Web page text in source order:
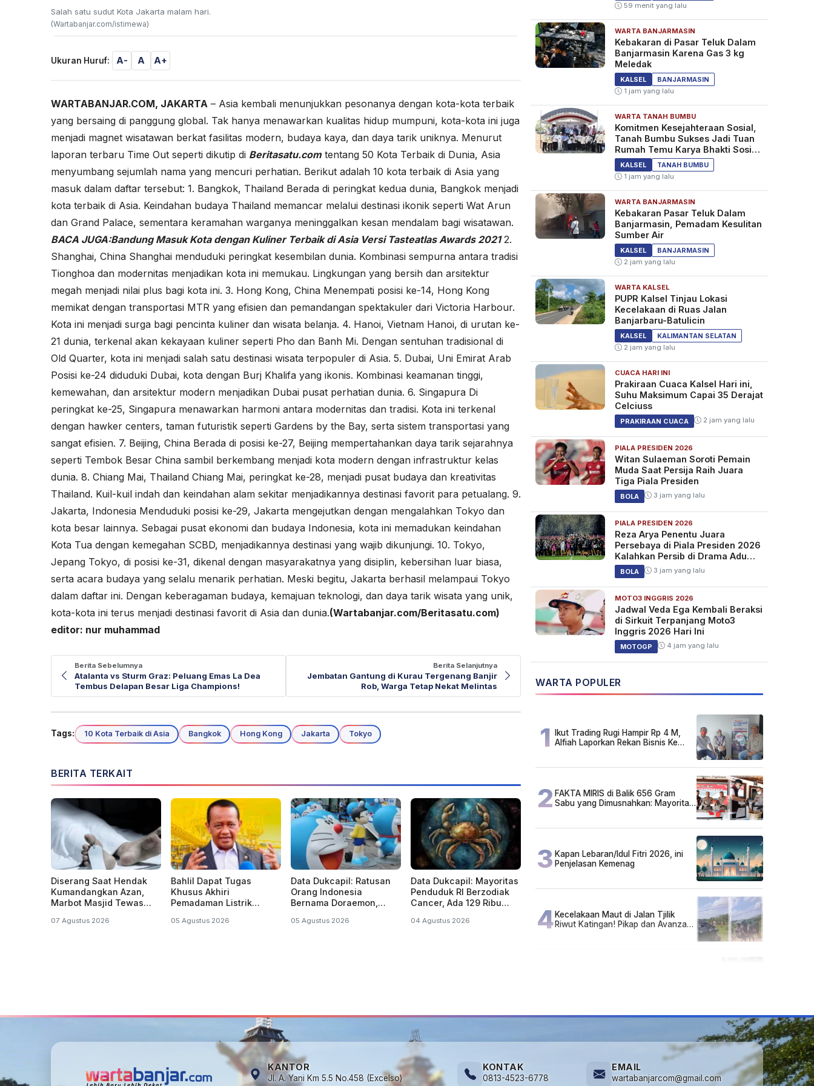
Salah satu sudut Kota Jakarta malam hari.
(Wartabanjar.com/istimewa)
Ukuran Huruf: A- A A+
WARTABANJAR.COM, JAKARTA – Asia kembali menunjukkan pesonanya dengan kota-kota terbaik
yang bersaing di panggung global. Tak hanya menawarkan kualitas hidup mumpuni, kota-kota ini juga
menjadi magnet wisatawan berkat fasilitas modern, budaya kaya, dan daya tarik uniknya. Menurut
laporan terbaru Time Out seperti dikutip di Beritasatu.comtentang 50 Kota Terbaik di Dunia, Asia
menyumbang sejumlah nama yang mencuri perhatian. Berikut adalah 10 kota terbaik di Asia yang
masuk dalam daftar tersebut: 1. Bangkok, Thailand Berada di peringkat kedua dunia, Bangkok menjadi
kota terbaik di Asia. Keindahan budaya Thailand memancar melalui destinasi ikonik seperti Wat Arun
dan Grand Palace, sementara keramahan warganya meninggalkan kesan mendalam bagi wisatawan.
BACA JUGA:Bandung Masuk Kota dengan Kuliner Terbaik di Asia Versi Tasteatlas Awards 20212.
Shanghai, China Shanghai menduduki peringkat kesembilan dunia. Kombinasi sempurna antara tradisi
Tionghoa dan modernitas menjadikan kota ini memukau. Lingkungan yang bersih dan arsitektur
megah menjadi nilai plus bagi kota ini. 3. Hong Kong, China Menempati posisi ke-14, Hong Kong
memikat dengan transportasi MTR yang efisien dan pemandangan spektakuler dari Victoria Harbour.
Kota ini menjadi surga bagi pencinta kuliner dan wisata belanja. 4. Hanoi, Vietnam Hanoi, di urutan ke-
21 dunia, terkenal akan kekayaan kuliner seperti Pho dan Banh Mi. Dengan sentuhan tradisional di
Old Quarter, kota ini menjadi salah satu destinasi wisata terpopuler di Asia. 5. Dubai, Uni Emirat Arab
Posisi ke-24 diduduki Dubai, kota dengan Burj Khalifa yang ikonis. Kombinasi keamanan tinggi,
kemewahan, dan arsitektur modern menjadikan Dubai pusat perhatian dunia. 6. Singapura Di
peringkat ke-25, Singapura menawarkan harmoni antara modernitas dan tradisi. Kota ini terkenal
dengan hawker centers, taman futuristik seperti Gardens by the Bay, serta sistem transportasi yang
sangat efisien. 7. Beijing, China Berada di posisi ke-27, Beijing mempertahankan daya tarik sejarahnya
seperti Tembok Besar China sambil berkembang menjadi kota modern dengan infrastruktur kelas
dunia. 8. Chiang Mai, Thailand Chiang Mai, peringkat ke-28, menjadi pusat budaya dan kreativitas
Thailand. Kuil-kuil indah dan keindahan alam sekitar menjadikannya destinasi favorit para petualang. 9.
Jakarta, Indonesia Menduduki posisi ke-29, Jakarta mengejutkan dengan mengalahkan Tokyo dan
kota besar lainnya. Sebagai pusat ekonomi dan budaya Indonesia, kota ini memadukan keindahan
Kota Tua dengan kemegahan SCBD, menjadikannya destinasi yang wajib dikunjungi. 10. Tokyo,
Jepang Tokyo, di posisi ke-31, dikenal dengan masyarakatnya yang disiplin, kebersihan luar biasa,
serta acara budaya yang selalu menarik perhatian. Meski begitu, Jakarta berhasil melampaui Tokyo
dalam daftar ini. Dengan keberagaman budaya, kemajuan teknologi, dan daya tarik wisata yang unik,
kota-kota ini terus menjadi destinasi favorit di Asia dan dunia.(Wartabanjar.com/Beritasatu.com)
editor: nur muhammad
Berita Sebelumnya
Atalanta vs Sturm Graz: Peluang Emas La Dea
Tembus Delapan Besar Liga Champions!
Berita Selanjutnya
Jembatan Gantung di Kurau Tergenang Banjir
Rob, Warga Tetap Nekat Melintas
Tags: 10 Kota Terbaik di Asia Bangkok Hong Kong Jakarta Tokyo
BERITA TERKAIT
Diserang Saat Hendak
Kumandangkan Azan,
Marbot Masjid Tewas
Samurai
07 Agustus 2026
Bahlil Dapat Tugas
Khusus Akhiri
Pemadaman Listrik
Kalteng
05 Agustus 2026
Data Dukcapil: Ratusan
Orang Indonesia
Bernama Doraemon,
05 Agustus 2026
Data Dukcapil: Mayoritas
Penduduk RI Berzodiak
Cancer, Ada 129 Ribu
04 Agustus 2026
59 menit yang lalu
WARTA BANJARMASIN
Kebakaran di Pasar Teluk Dalam
Banjarmasin Karena Gas 3 kg
Meledak
KALSEL
BANJARMASIN
1 jam yang lalu
WARTA TANAH BUMBU
Komitmen Kesejahteraan Sosial,
Tanah Bumbu Sukses Jadi Tuan
Rumah Temu Karya Bhakti Sosial
PSM Ke-23
KALSEL
TANAH BUMBU
1 jam yang lalu
WARTA BANJARMASIN
Kebakaran Pasar Teluk Dalam
Banjarmasin, Pemadam Kesulitan
Sumber Air
KALSEL
BANJARMASIN
2 jam yang lalu
WARTA KALSEL
PUPR Kalsel Tinjau Lokasi
Kecelakaan di Ruas Jalan
Banjarbaru-Batulicin
KALSEL
KALIMANTAN SELATAN
2 jam yang lalu
CUACA HARI INI
Prakiraan Cuaca Kalsel Hari ini,
Suhu Maksimum Capai 35 Derajat
Celciuss
PRAKIRAAN CUACA 2 jam yang lalu
PIALA PRESIDEN 2026
Witan Sulaeman Soroti Pemain
Muda Saat Persija Raih Juara
Tiga Piala Presiden
BOLA 3 jam yang lalu
PIALA PRESIDEN 2026
Reza Arya Penentu Juara
Persebaya di Piala Presiden 2026
Kalahkan Persib di Drama Adu
Penalti
BOLA 3 jam yang lalu
MOTO3 INGGRIS 2026
Jadwal Veda Ega Kembali Beraksi
di Sirkuit Terpanjang Moto3
Inggris 2026 Hari Ini
MOTOGP 4 jam yang lalu
WARTA POPULER
1 Ikut Trading Rugi Hampir Rp 4 M,
Alfiah Laporkan Rekan Bisnis Ke
2 FAKTA MIRIS di Balik 656 Gram
Sabu yang Dimusnahkan: Mayoritas
3 Kapan Lebaran/Idul Fitri 2026, ini
Penjelasan Kemenag
4Kecelakaan Maut di Jalan Tjilik
Riwut Katingan! Pikap dan Avanza
KANTOR
Jl. A. Yani Km 5.5 No.458 (Excelso)
KONTAK
0813-4523-6778
EMAIL
wartabanjarcom@gmail.com